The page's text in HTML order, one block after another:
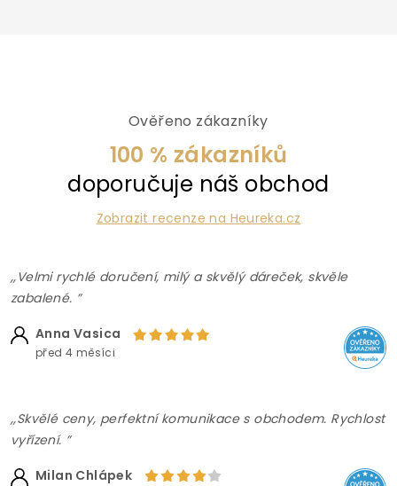
Ověřeno zákazníky
100 % zákazníků
doporučuje náš obchod
Zobrazit recenze na Heureka.cz
,,Velmi rychlé doručení, milý a skvělý dáreček, skvěle
zabalené. ”
Anna Vasica
před 4 měsíci
,,Skvělé ceny, perfektní komunikace s obchodem. Rychlost
vyřízení. ”
Milan Chlápek